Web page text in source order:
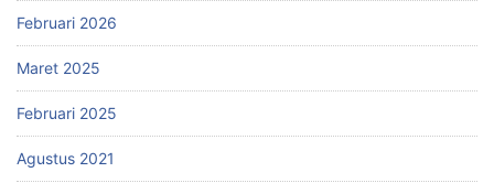
Februari 2026
Maret 2025
Februari 2025
Agustus 2021